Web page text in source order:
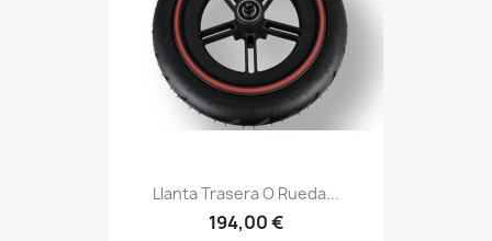
Llanta Trasera O Rueda...
194,00 €